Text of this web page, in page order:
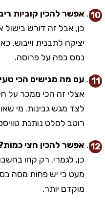
אפשר להכין קוביות
כן, אבל זה דורש בישול
יציקה לתבנית וייבוש.
נמס בפה על פרוסה.
עם מה מגישים הכי
אצלי זה הכי ממכר על
לצד מגש גבינות. מי
רוטב לסלט נותנת
אפשר להכין חצי
כן, לגמרי. רק קחו
מעט כי יש פחות מסה
מוקדם יותר.